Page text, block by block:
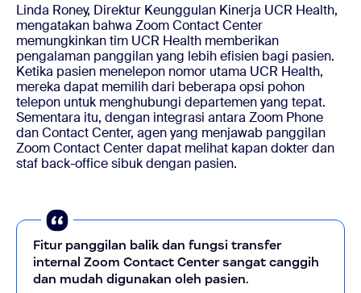
Linda Roney, Direktur Keunggulan Kinerja UCR Health,
mengatakan bahwa Zoom Contact Center
memungkinkan tim UCR Health memberikan
pengalaman panggilan yang lebih efisien bagi pasien.
Ketika pasien menelepon nomor utama UCR Health,
mereka dapat memilih dari beberapa opsi pohon
telepon untuk menghubungi departemen yang tepat.
Sementara itu, dengan integrasi antara Zoom Phone
dan Contact Center, agen yang menjawab panggilan
Zoom Contact Center dapat melihat kapan dokter dan
staf back-office sibuk dengan pasien.
Fitur panggilan balik dan fungsi transfer
internal Zoom Contact Center sangat canggih
dan mudah digunakan oleh pasien.